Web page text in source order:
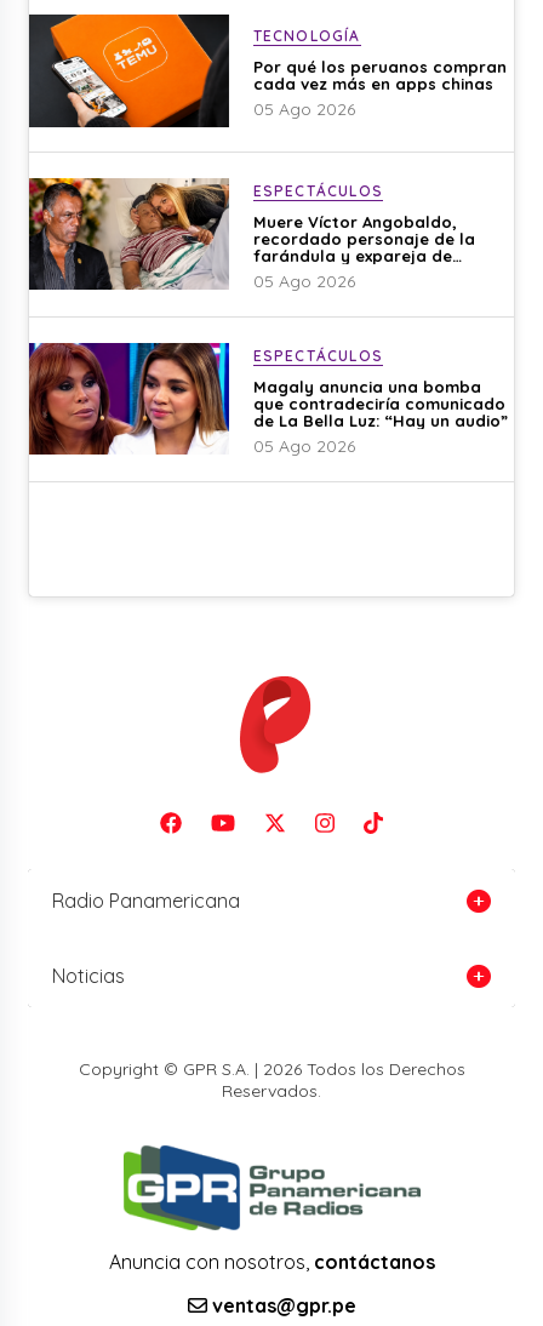
TECNOLOGÍA
Por qué los peruanos compran
cada vez más en apps chinas
05 Ago 2026
ESPECTÁCULOS
Muere Víctor Angobaldo,
recordado personaje de la
farándula y expareja de
Shirley Cherres
05 Ago 2026
ESPECTÁCULOS
Magaly anuncia una bomba
que contradeciría comunicado
de La Bella Luz: “Hay un audio”
05 Ago 2026
Radio Panamericana
Noticias
Copyright © GPR S.A. | 2026 Todos los Derechos
Reservados.
Anuncia con nosotros, contáctanos
ventas@gpr.pe